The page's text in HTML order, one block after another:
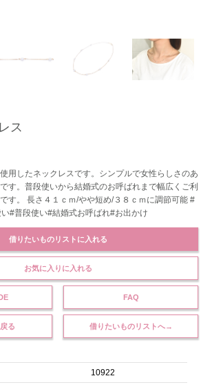
ス
用したネックレスです。シンプルで女性らしさのあ
す。普段使いから結婚式のお呼ばれまで幅広くご利
す。 長さ４１ｃｍ/やや短め/３８ｃｍに調節可能 #
#普段使い#結婚式お呼ばれ#お出かけ
借りたいものリストに入れる
お気に入りに入れる
FAQ
る 借りたいものリストへ→
10922